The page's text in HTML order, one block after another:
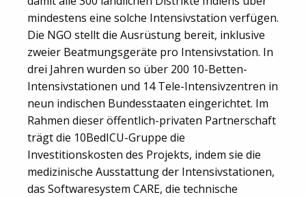
mindestens eine solche Intensivstation verfügen.
Die NGO stellt die Ausrüstung bereit, inklusive
zweier Beatmungsgeräte pro Intensivstation. In
drei Jahren wurden so über 200 10-Betten-
Intensivstationen und 14 Tele-Intensivzentren in
neun indischen Bundesstaaten eingerichtet. Im
Rahmen dieser öffentlich-privaten Partnerschaft
trägt die 10BedICU-Gruppe die
Investitionskosten des Projekts, indem sie die
medizinische Ausstattung der Intensivstationen,
das Softwaresystem CARE, die technische